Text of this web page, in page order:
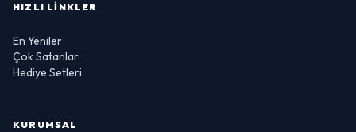
HIZLI LINKLER
En Yeniler
Çok Satanlar
Hediye Setleri
KURUMSAL